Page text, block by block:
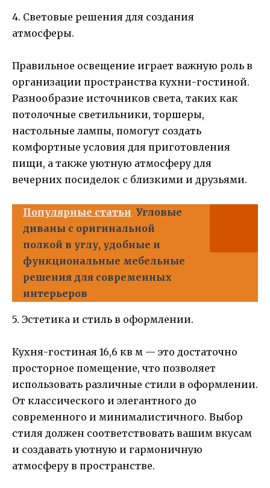
4. Световые решения для создания
атмосферы.
Правильное освещение играет важную роль в
организации пространства кухни-гостиной.
Разнообразие источников света, таких как
потолочные светильники, торшеры,
настольные лампы, помогут создать
комфортные условия для приготовления
пищи, а также уютную атмосферу для
вечерних посиделок с близкими и друзьями.
Популярные статьи Угловые
диваны с оригинальной
полкой в углу, удобные и
функциональные мебельные
решения для современных
интерьеров
5. Эстетика и стиль в оформлении.
Кухня-гостиная 16,6 кв м — это достаточно
просторное помещение, что позволяет
использовать различные стили в оформлении.
От классического и элегантного до
современного и минималистичного. Выбор
стиля должен соответствовать вашим вкусам
и создавать уютную и гармоничную
атмосферу в пространстве.